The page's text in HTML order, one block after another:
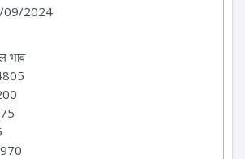
09/2024
भाव